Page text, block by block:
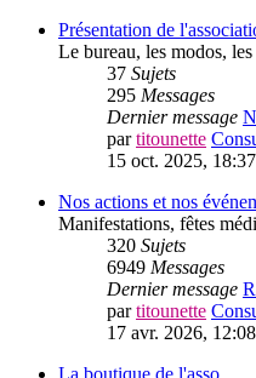
Présentation de
Le bureau, les modos, les
37 Sujets
295 Messages
Dernier message
partitounette
15 oct. 2025, 18:37
Nos actions et nos
Manifestations, fêtes
320 Sujets
6949 Messages
Dernier message
partitounette
17 avr. 2026, 12:08
La boutique de l'asso